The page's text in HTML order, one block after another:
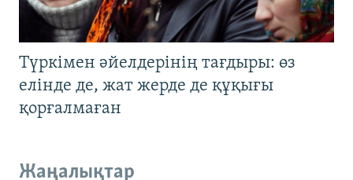
Түркімен әйелдерінің тағдыры: өз
елінде де, жат жерде де құқығы
қорғалмаған
Жаңалықтар